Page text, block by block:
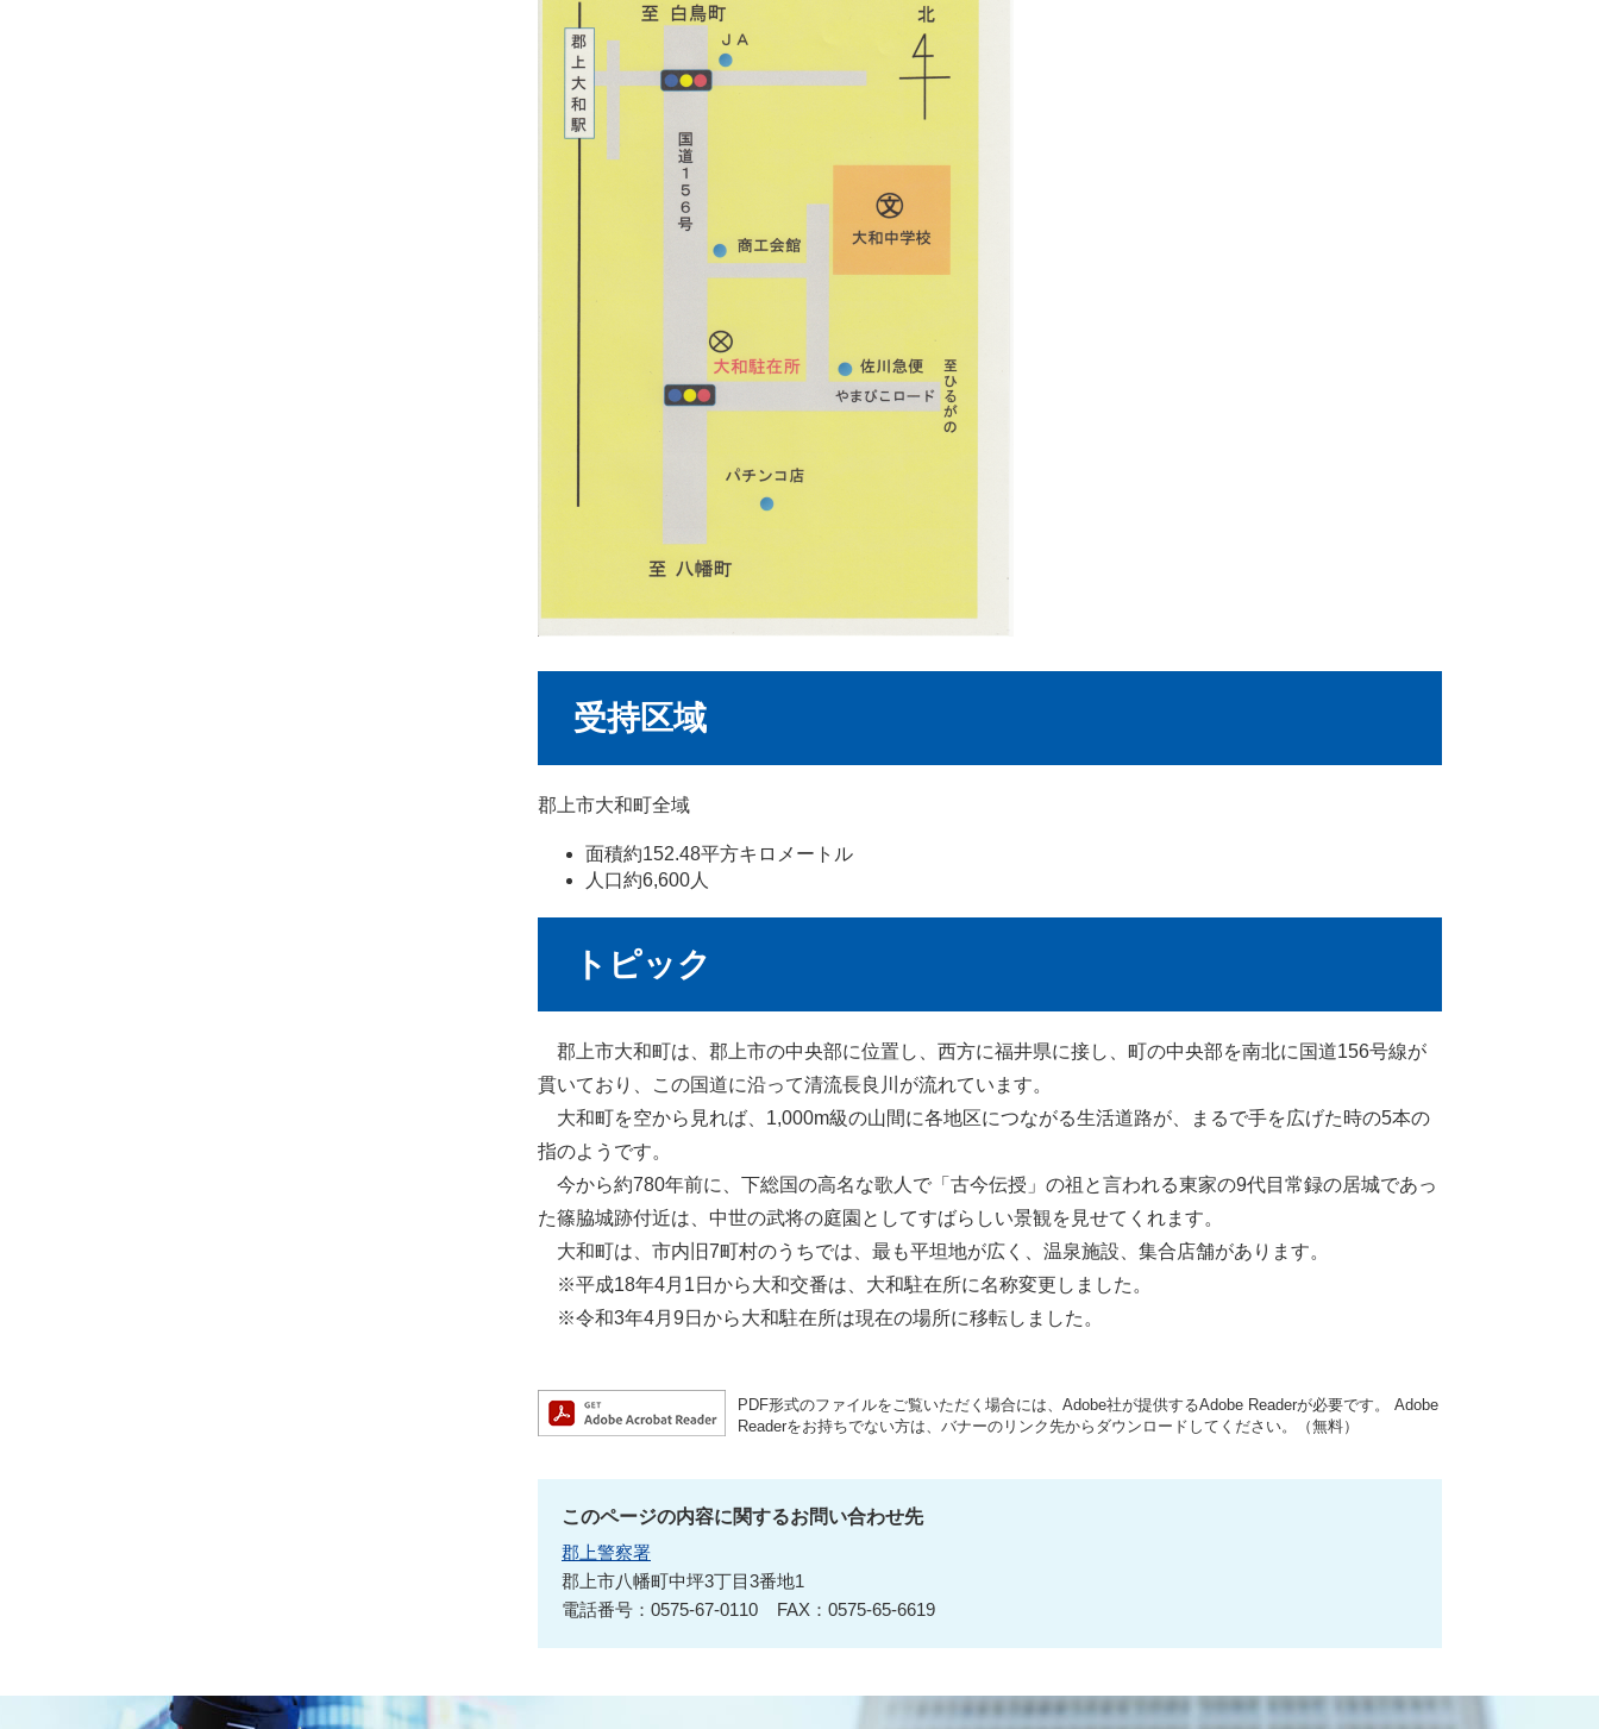
受持区域
郡上市大和町全域
面積約152.48平方キロメートル
人口約6,600人
トピック
郡上市大和町は、郡上市の中央部に位置し、西方に福井県に接し、町の中央部を南北に国道156号線が
貫いており、この国道に沿って清流長良川が流れています。
大和町を空から見れば、1,000m級の山間に各地区につながる生活道路が、まるで手を広げた時の5本の
指のようです。
今から約780年前に、下総国の高名な歌人で「古今伝授」の祖と言われる東家の9代目常録の居城であっ
た篠脇城跡付近は、中世の武将の庭園としてすばらしい景観を見せてくれます。
大和町は、市内旧7町村のうちでは、最も平坦地が広く、温泉施設、集合店舗があります。
※平成18年4月1日から大和交番は、大和駐在所に名称変更しました。
※令和3年4月9日から大和駐在所は現在の場所に移転しました。
PDF形式のファイルをご覧いただく場合には、Adobe社が提供するAdobe Readerが必要です。
Adobe
Readerをお持ちでない方は、バナーのリンク先からダウンロードしてください。（無料）
このページの内容に関するお問い合わせ先
郡上警察署
郡上市八幡町中坪3丁目3番地1
電話番号：0575-67-0110
FAX：0575-65-6619